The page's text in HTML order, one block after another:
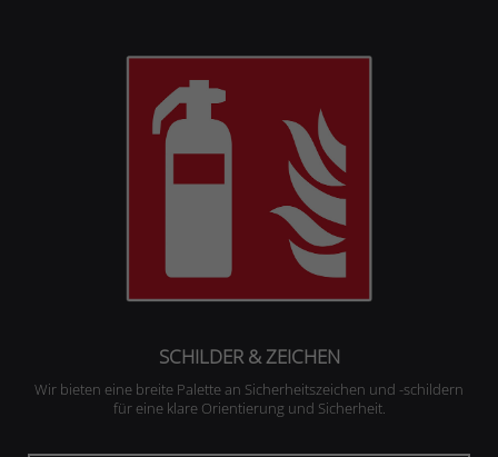
SCHILDER & ZEICHEN
Wir bieten eine breite Palette an Sicherheitszeichen und -schildern
für eine klare Orientierung und Sicherheit.